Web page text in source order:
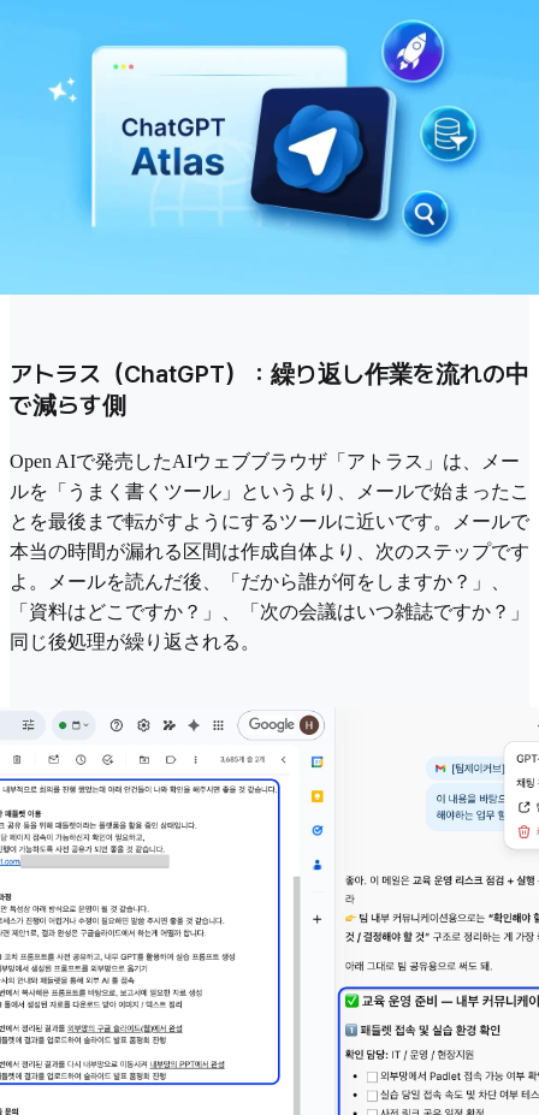
アトラス（ChatGPT）：繰り返し作業を流れの中
で減らす側
Open AIで発売したAIウェブブラウザ「アトラス」は、メー
ルを「うまく書くツール」というより、メールで始まったこ
とを最後まで転がすようにするツールに近いです。メールで
本当の時間が漏れる区間は作成自体より、次のステップです
よ。メールを読んだ後、「だから誰が何をしますか？」、
「資料はどこですか？」、「次の会議はいつ雑誌ですか？」
同じ後処理が繰り返される。